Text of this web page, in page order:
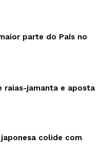
parte do País no
raias-jamanta e aposta
colide com